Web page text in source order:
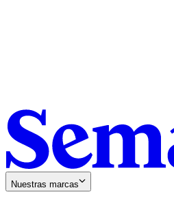
Nuestras marcas